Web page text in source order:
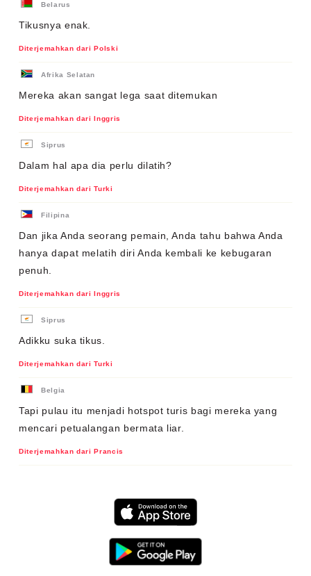
Belarus
Tikusnya enak.
Diterjemahkan dari Polski
Afrika Selatan
Mereka akan sangat lega saat ditemukan
Diterjemahkan dari Inggris
Siprus
Dalam hal apa dia perlu dilatih?
Diterjemahkan dari Turki
Filipina
Dan jika Anda seorang pemain, Anda tahu bahwa Anda
hanya dapat melatih diri Anda kembali ke kebugaran
penuh.
Diterjemahkan dari Inggris
Siprus
Adikku suka tikus.
Diterjemahkan dari Turki
Belgia
Tapi pulau itu menjadi hotspot turis bagi mereka yang
mencari petualangan bermata liar.
Diterjemahkan dari Prancis